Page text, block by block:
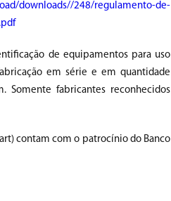
downloads//248/regulamento-de-
de equipamentos para uso
em série e em quantidade
Somente fabricantes reconhecidos
contam com o patrocínio do Banco